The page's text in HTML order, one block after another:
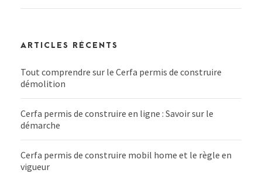
ARTICLES RÉCENTS
Tout comprendre sur le Cerfa permis de construire
démolition
Cerfa permis de construire en ligne : Savoir sur le
démarche
Cerfa permis de construire mobil home et le règle en
vigueur